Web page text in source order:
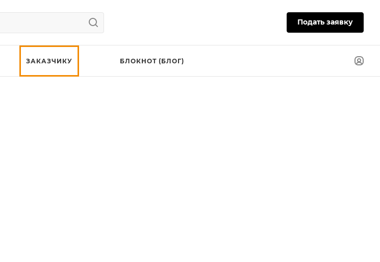
Подать заявку
ЗАКАЗЧИКУ БЛОКНОТ (БЛОГ)